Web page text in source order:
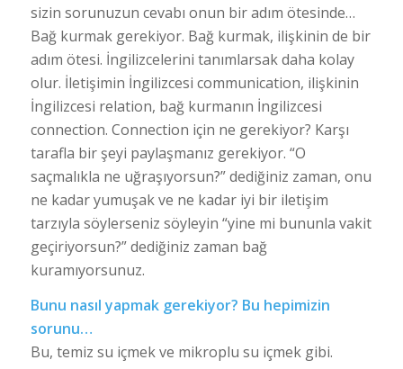
sizin sorunuzun cevabı onun bir adım ötesinde…
Bağ kurmak gerekiyor. Bağ kurmak, ilişkinin de bir
adım ötesi. İngilizcelerini tanımlarsak daha kolay
olur. İletişimin İngilizcesi communication, ilişkinin
İngilizcesi relation, bağ kurmanın İngilizcesi
connection. Connection için ne gerekiyor? Karşı
tarafla bir şeyi paylaşmanız gerekiyor. “O
saçmalıkla ne uğraşıyorsun?” dediğiniz zaman, onu
ne kadar yumuşak ve ne kadar iyi bir iletişim
tarzıyla söylerseniz söyleyin “yine mi bununla vakit
geçiriyorsun?” dediğiniz zaman bağ
kuramıyorsunuz.
Bunu nasıl yapmak gerekiyor? Bu hepimizin
sorunu…
Bu, temiz su içmek ve mikroplu su içmek gibi.